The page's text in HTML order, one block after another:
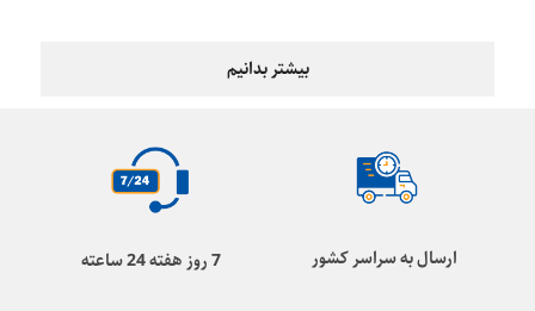
بیشتر بدانیم
ارسال به سراسر کشور 7 روز هفته 24 ساعته